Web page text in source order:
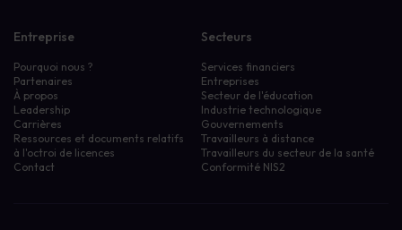
Entreprise
Pourquoi nous ?
Partenaires
À propos
Leadership
Carrières
Ressources et documents relatifs
à l'octroi de licences
Contact
Secteurs
Services financiers
Entreprises
Secteur de l'éducation
Industrie technologique
Gouvernements
Travailleurs à distance
Travailleurs du secteur de la santé
Conformité NIS2